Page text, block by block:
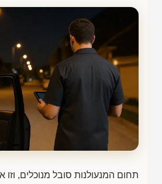
תחום המנעולנות סובל מנוכלים,